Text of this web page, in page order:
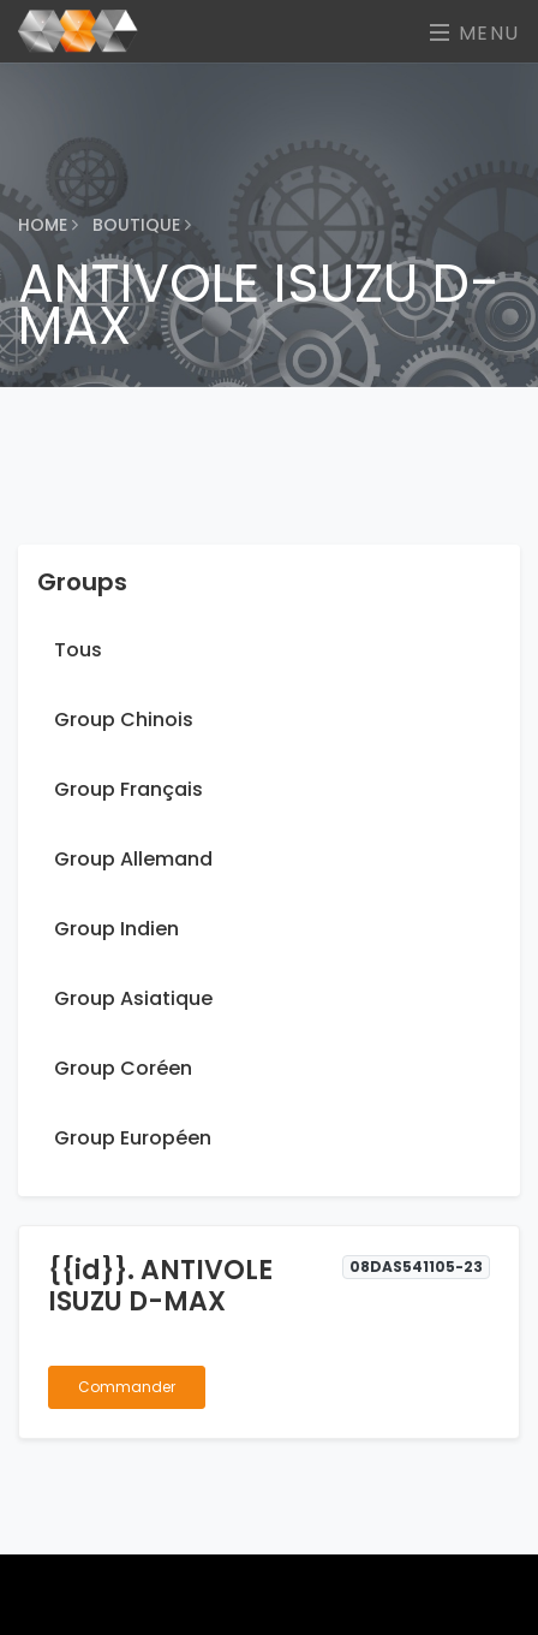
MENU
HOME BOUTIQUE
ANTIVOLE ISUZU D-
MAX
Groups
Tous
Group Chinois
Group Français
Group Allemand
Group Indien
Group Asiatique
Group Coréen
Group Européen
{{id}}. ANTIVOLE
ISUZU D-MAX
08DAS541105-23
Commander